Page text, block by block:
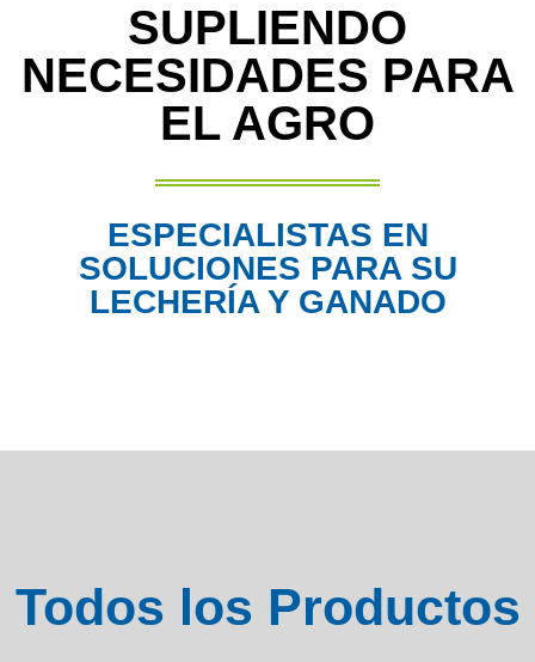
SUPLIENDO
NECESIDADES PARA
EL AGRO
ESPECIALISTAS EN
SOLUCIONES PARA SU
LECHERÍA Y GANADO
Todos los Productos